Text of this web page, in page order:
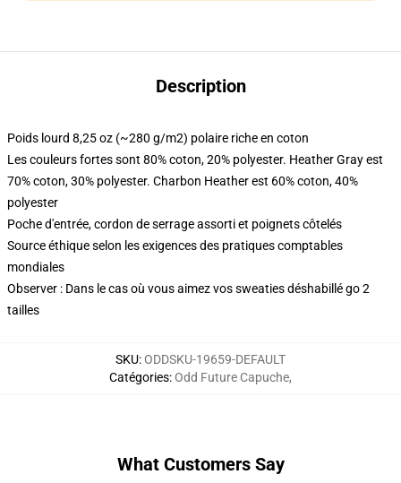
Description
Poids lourd 8,25 oz (~280 g/m2) polaire riche en coton
Les couleurs fortes sont 80% coton, 20% polyester. Heather Gray est
70% coton, 30% polyester. Charbon Heather est 60% coton, 40%
polyester
Poche d'entrée, cordon de serrage assorti et poignets côtelés
Source éthique selon les exigences des pratiques comptables
mondiales
Observer : Dans le cas où vous aimez vos sweaties déshabillé go 2
tailles
SKU:ODDSKU-19659-DEFAULT
Catégories:Odd Future Capuche,
What Customers Say